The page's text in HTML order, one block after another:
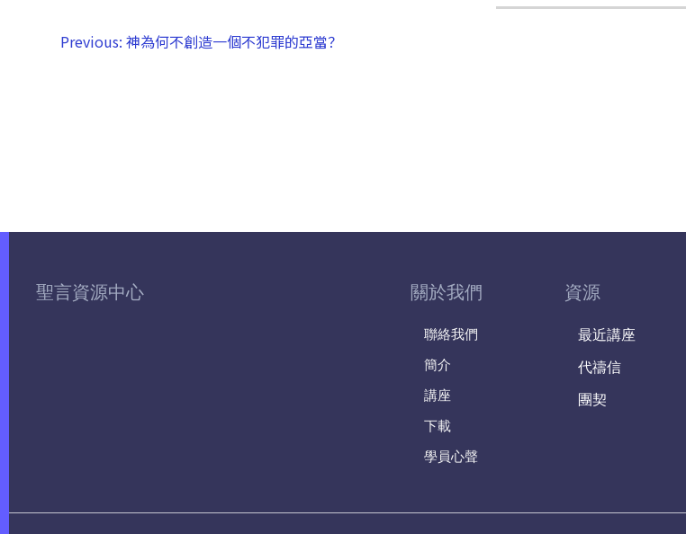
Previous: 神為何不創造一個不犯罪的亞當？
聖言資源中心 關於我們
聯絡我們
簡介
講座
下載
學員心聲
資源
最近講座
代禱信
團契